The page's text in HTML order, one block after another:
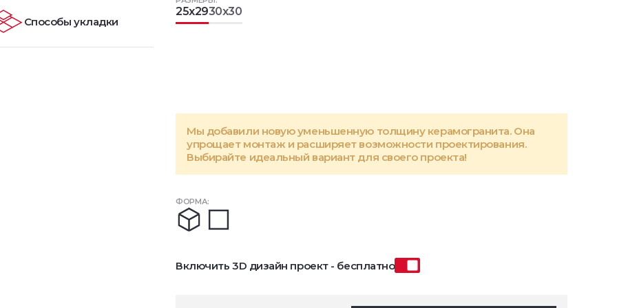
ФОРМА:
25x2930x30
Мы добавили новую уменьшенную толщину керамогранита. Она
упрощает монтаж и расширяет возможности проектирования.
Выбирайте идеальный вариант для своего проекта!
Включить 3D дизайн проект - бесплатно
Способы укладки